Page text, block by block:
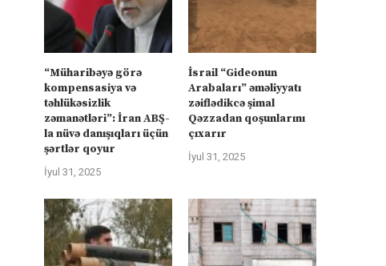
“Müharibəyə görə
kompensasiya və
təhlükəsizlik
zəmanətləri”: İran ABŞ-
la nüvə danışıqları üçün
şərtlər qoyur
İyul 31, 2025
İsrail “Gideonun
Arabaları” əməliyyatı
zəiflədikcə şimal
Qəzzadan qoşunlarını
çıxarır
İyul 31, 2025